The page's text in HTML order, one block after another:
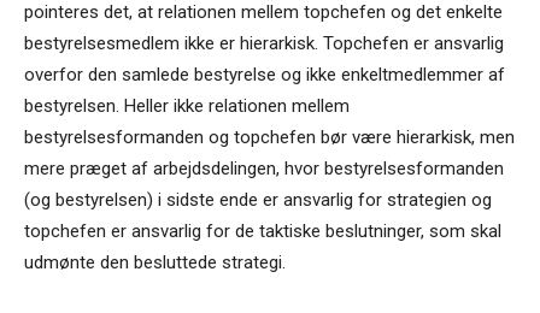
pointeres det, at relationen mellem topchefen og det enkelte
bestyrelsesmedlem ikke er hierarkisk. Topchefen er ansvarlig
overfor den samlede bestyrelse og ikke enkeltmedlemmer af
bestyrelsen. Heller ikke relationen mellem
bestyrelsesformanden og topchefen bør være hierarkisk, men
mere præget af arbejdsdelingen, hvor bestyrelsesformanden
(og bestyrelsen) i sidste ende er ansvarlig for strategien og
topchefen er ansvarlig for de taktiske beslutninger, som skal
udmønte den besluttede strategi.